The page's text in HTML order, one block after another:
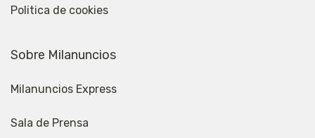
Politica de cookies
Sobre Milanuncios
Milanuncios Express
Sala de Prensa